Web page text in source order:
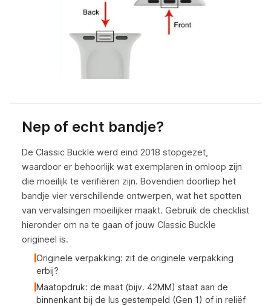
Nep of echt bandje?
De Classic Buckle werd eind 2018 stopgezet,
waardoor er behoorlijk wat exemplaren in omloop zijn
die moeilijk te verifiëren zijn. Bovendien doorliep het
bandje vier verschillende ontwerpen, wat het spotten
van vervalsingen moeilijker maakt. Gebruik de checklist
hieronder om na te gaan of jouw Classic Buckle
origineel is.
Originele verpakking: zit de originele verpakking
erbij?
Maatopdruk: de maat (bijv. 42MM) staat aan de
binnenkant bij de lus gestempeld (Gen 1) of in reliëf